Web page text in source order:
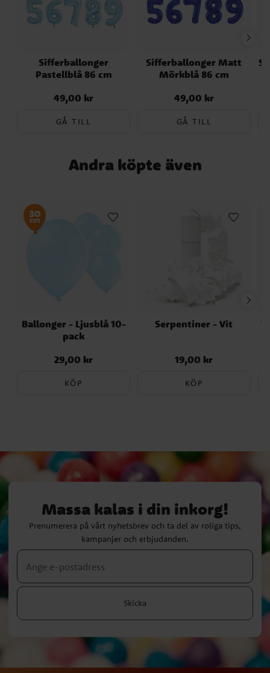
festligt inslag som gör varje tillfälle
speciellt och minnesvärt.
eller ett sugrör. Självförslutande ventil –
ingen knytning behövs. Oavsett vad du
firar, så är dessa guldiga sifferballonger ett
varje tillfälle speciellt och minnesvärt.
Sifferballonger
Pastellblå 86 cm
Pris:49,00 kr
49,00 kr
GÅ TILL
Sifferballonger Matt
Mörkblå 86 cm
Pris:49,00 kr
49,00 kr
GÅ TILL
Andra köpte även
Ballonger - Ljusblå 10-
pack
Pris:29,00 kr
29,00 kr
KÖP
Serpentiner - Vit
Pris:19,00 kr
19,00 kr
KÖP
Massa kalas i din inkorg!
Prenumerera på vårt nyhetsbrev och ta del av roliga tips,
kampanjer och erbjudanden.
Skicka